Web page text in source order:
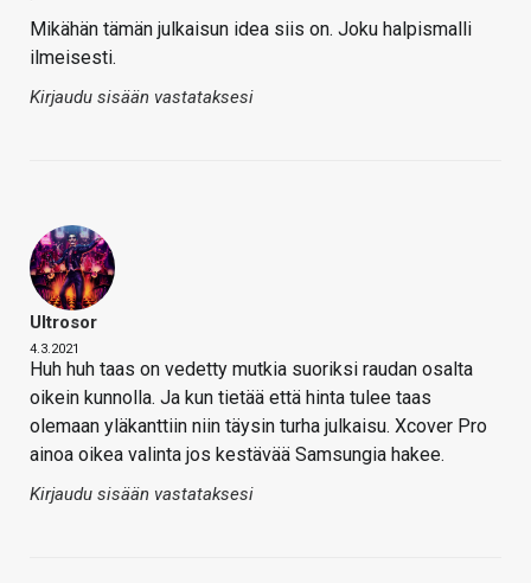
Mikähän tämän julkaisun idea siis on. Joku halpismalli
ilmeisesti.
Kirjaudu sisään vastataksesi
Ultrosor
4.3.2021
Huh huh taas on vedetty mutkia suoriksi raudan osalta
oikein kunnolla. Ja kun tietää että hinta tulee taas
olemaan yläkanttiin niin täysin turha julkaisu. Xcover Pro
ainoa oikea valinta jos kestävää Samsungia hakee.
Kirjaudu sisään vastataksesi